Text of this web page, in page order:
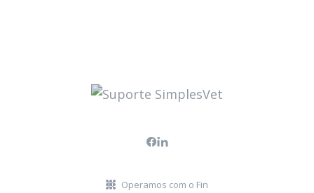
Operamos com o Fin